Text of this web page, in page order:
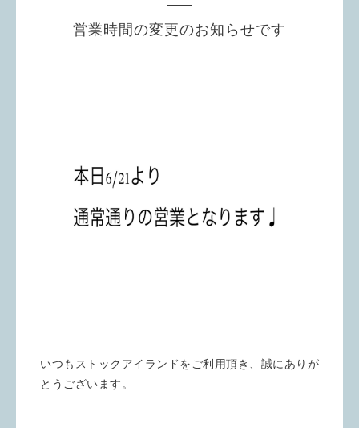
営業時間の変更のお知らせです
いつもストックアイランドをご利用頂き、誠にありが
とうございます。